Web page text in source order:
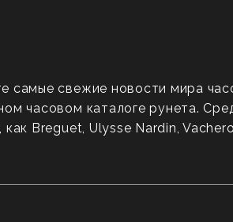
самые свежие новости мира
часовом каталоге рунета.
Breguet, Ulysse Nardin,